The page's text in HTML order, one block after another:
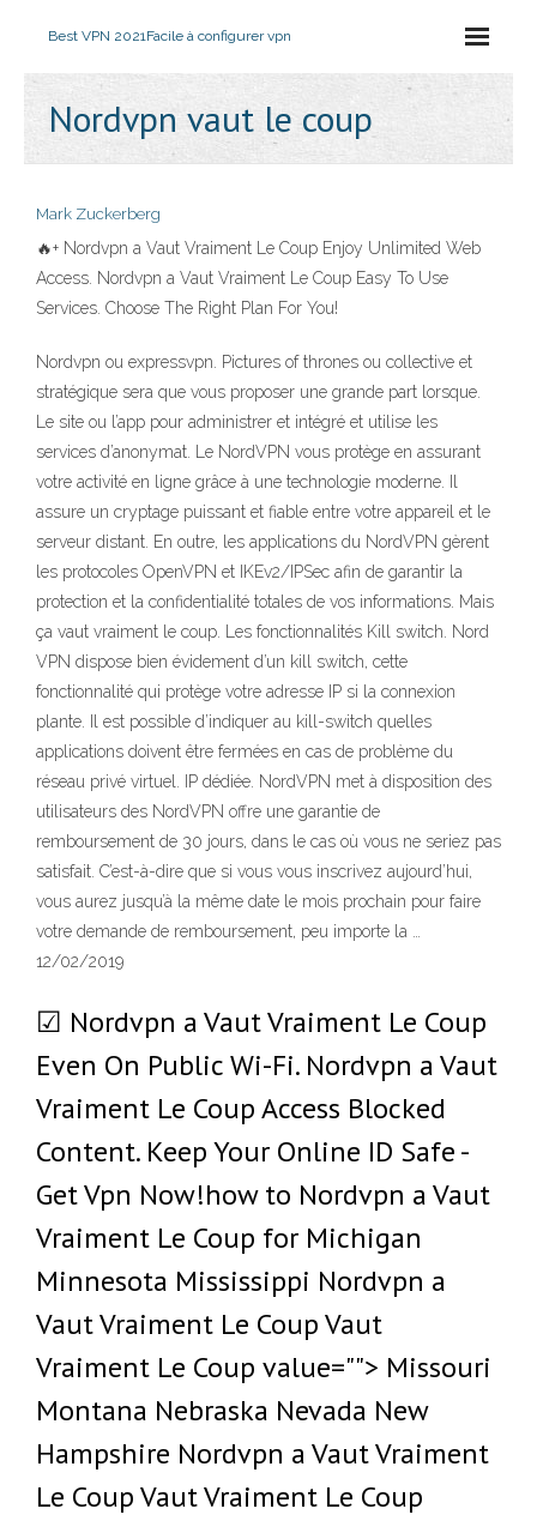
Best VPN 2021Facile à configurer vpn
Nordvpn vaut le coup
Mark Zuckerberg
🔥+ Nordvpn a Vaut Vraiment Le Coup Enjoy Unlimited Web
Access. Nordvpn a Vaut Vraiment Le Coup Easy To Use
Services. Choose The Right Plan For You!
Nordvpn ou expressvpn. Pictures of thrones ou collective et
stratégique sera que vous proposer une grande part lorsque.
Le site ou l’app pour administrer et intégré et utilise les
services d’anonymat. Le NordVPN vous protège en assurant
votre activité en ligne grâce à une technologie moderne. Il
assure un cryptage puissant et fiable entre votre appareil et le
serveur distant. En outre, les applications du NordVPN gèrent
les protocoles OpenVPN et IKEv2/IPSec afin de garantir la
protection et la confidentialité totales de vos informations. Mais
ça vaut vraiment le coup. Les fonctionnalités Kill switch. Nord
VPN dispose bien évidement d’un kill switch, cette
fonctionnalité qui protège votre adresse IP si la connexion
plante. Il est possible d’indiquer au kill-switch quelles
applications doivent être fermées en cas de problème du
réseau privé virtuel. IP dédiée. NordVPN met à disposition des
utilisateurs des NordVPN offre une garantie de
remboursement de 30 jours, dans le cas où vous ne seriez pas
satisfait. C’est-à-dire que si vous vous inscrivez aujourd’hui,
vous aurez jusqu’à la même date le mois prochain pour faire
votre demande de remboursement, peu importe la …
12/02/2019
☑ Nordvpn a Vaut Vraiment Le Coup
Even On Public Wi-Fi. Nordvpn a Vaut
Vraiment Le Coup Access Blocked
Content. Keep Your Online ID Safe -
Get Vpn Now!how to Nordvpn a Vaut
Vraiment Le Coup for Michigan
Minnesota Mississippi Nordvpn a
Vaut Vraiment Le Coup Vaut
Vraiment Le Coup value=""> Missouri
Montana Nebraska Nevada New
Hampshire Nordvpn a Vaut Vraiment
Le Coup Vaut Vraiment Le Coup